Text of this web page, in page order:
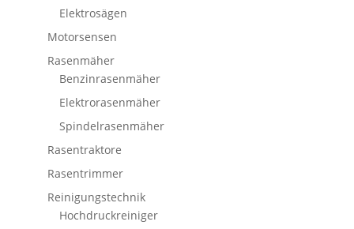
Elektrosägen
Motorsensen
Rasenmäher
Benzinrasenmäher
Elektrorasenmäher
Spindelrasenmäher
Rasentraktore
Rasentrimmer
Reinigungstechnik
Hochdruckreiniger